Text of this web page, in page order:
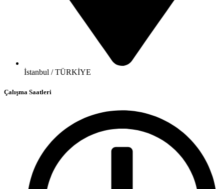
İstanbul / TÜRKİYE
Çalışma Saatleri